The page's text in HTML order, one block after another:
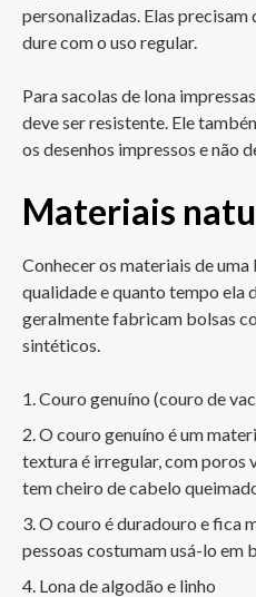
personalizadas. Elas precisam
dure com o uso regular.
Para sacolas de lona
deve ser resistente. Ele
os desenhos impressos e não
Materiais
Conhecer os materiais de uma
qualidade e quanto tempo ela
geralmente fabricam bolsas
sintéticos.
Couro genuíno (couro de
O couro genuíno é um
textura é irregular, com poros
tem cheiro de cabelo
O couro é duradouro e fica
pessoas costumam usá-lo em
Lona de algodão e linho